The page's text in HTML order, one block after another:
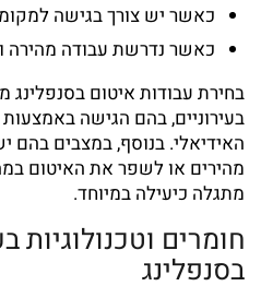
כאשר יש צורך בגישה
כאשר נדרשת עבודה מהירה
בחירת עבודות איטום בסנפלינג
בעירוניים, בהם הגישה
האידיאלי. בנוסף, במצבים בהם
מהירים או לשפר את האיטום
מתגלה כיעילה במיוחד.
חומרים וטכנולוגיות
בסנפלינג